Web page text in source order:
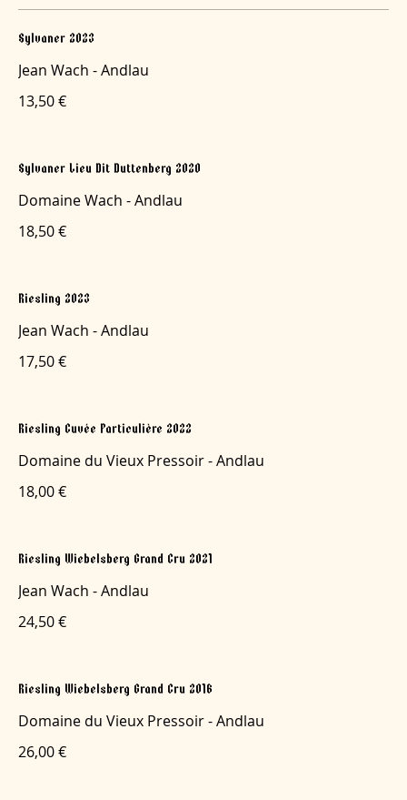
Sylvaner 2023
Jean Wach - Andlau
13,50 €
Sylvaner Lieu Dit Duttenberg 2020
Domaine Wach - Andlau
18,50 €
Riesling 2023
Jean Wach - Andlau
17,50 €
Riesling Cuvée Particulière 2022
Domaine du Vieux Pressoir - Andlau
18,00 €
Riesling Wiebelsberg Grand Cru 2021
Jean Wach - Andlau
24,50 €
Riesling Wiebelsberg Grand Cru 2016
Domaine du Vieux Pressoir - Andlau
26,00 €